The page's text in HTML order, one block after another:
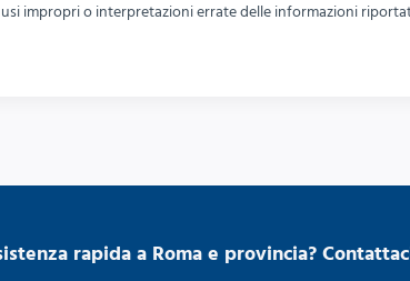
impropri o interpretazioni errate delle informazioni
rapida a Roma e provincia?